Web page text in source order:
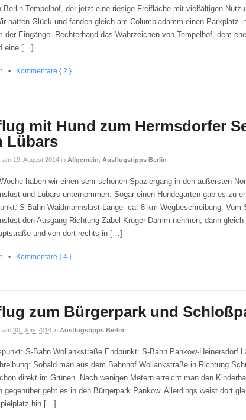
Berlin-Tempelhof, der jetzt eine riesige Freifläche mit vielfältigen
hatten Glück und fanden gleich am Columbiadamm einen Parkplatz
der Eingänge. Rechterhand das Wahrzeichen von Tempelhof, dem
eine […]
• Kommentare { 2 }
mit Hund zum Hermsdorfer
Lübars
am 19. August 2014 in Allgemein Ausflugstipps Berlin
haben wir einen sehr schönen Spaziergang in den äußersten
und Lübars unternommen. Sogar einen Hundegarten gab es zu
S-Bahn Waidmannslust Länge: ca. 8 km Wegbeschreibung: Vom
den Ausgang Richtung Zabel-Krüger-Damm nehmen, dann
und von dort rechts in […]
• Kommentare { 4 }
zum Bürgerpark und
am 30. Juni 2014 in Ausflugstipps Berlin
S-Bahn Wollankstraße Endpunkt: S-Bahn Pankow-Heinersdorf
Sobald man aus dem Bahnhof Wollankstraße in Richtung
direkt im Grünen. Nach wenigen Metern erreicht man den
gegenüber geht es in den Bürgerpark Pankow. Allerdings weist dort
hin […]